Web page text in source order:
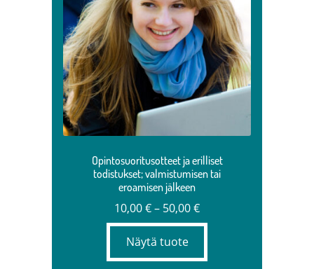
Opintosuoritusotteet ja erilliset
todistukset; valmistumisen tai
eroamisen jälkeen
10,00€– 50,00€Hintaluokka:
10,00 €
50,00 €
Näytä tuote
useampi
muunnelma.
Voit
tehdä
valinnat
tuotteen
sivulla.